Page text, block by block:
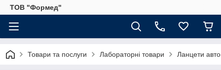
ТОВ "Формед"
Товари та послуги Лабораторні товари Ланцети